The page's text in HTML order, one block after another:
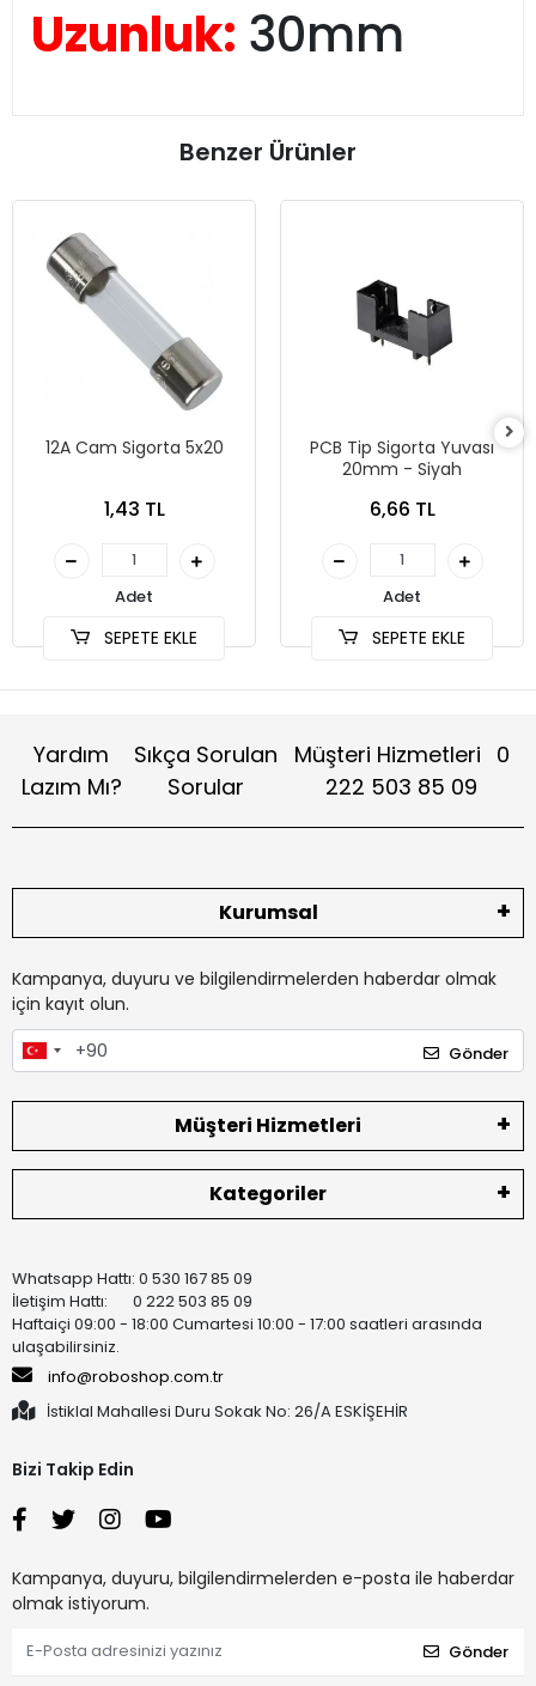
Uzunluk: 30mm
Benzer Ürünler
12A Cam Sigorta 5x20
1,43 TL
Adet
SEPETE EKLE
PCB Tip Sigorta Yuvası
20mm - Siyah
6,66 TL
Adet
SEPETE EKLE
Yardım
Lazım Mı?
Sıkça Sorulan
Sorular
Müşteri Hizmetleri 0
222 503 85 09
Kurumsal
Kampanya, duyuru ve bilgilendirmelerden haberdar olmak
için kayıt olun.
Gönder
Müşteri Hizmetleri
Kategoriler
Whatsapp Hattı: 0 530 167 85 09
İletişim Hattı: 0 222 503 85 09
Haftaiçi 09:00 - 18:00 Cumartesi 10:00 - 17:00 saatleri arasında
ulaşabilirsiniz.
info@roboshop.com.tr
İstiklal Mahallesi Duru Sokak No: 26/A ESKİŞEHİR
Bizi Takip Edin
Kampanya, duyuru, bilgilendirmelerden e-posta ile haberdar
olmak istiyorum.
Gönder